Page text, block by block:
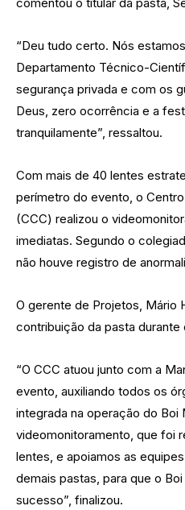
comentou o titular da pasta,
“Deu tudo certo. Nós
Departamento Técnico-
segurança privada e com os
Deus, zero ocorrência e a
tranquilamente”, ressaltou.
Com mais de 40 lentes
perímetro do evento, o
(CCC) realizou o
imediatas. Segundo o
não houve registro de
O gerente de Projetos, Mário
contribuição da pasta durante
“O CCC atuou junto com a
evento, auxiliando todos os
integrada na operação do Boi
videomonitoramento, que foi
lentes, e apoiamos as
demais pastas, para que o
sucesso”, finalizou.